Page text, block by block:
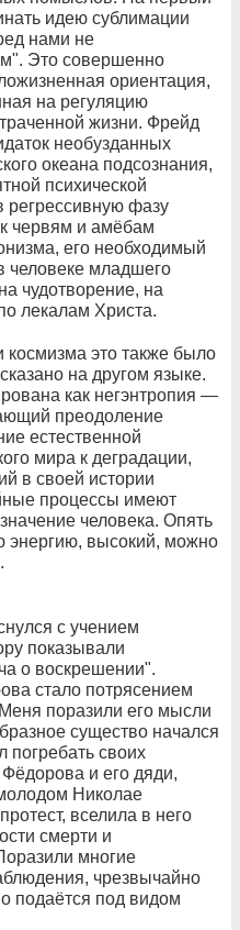
идею сублимации
нами не
Это совершенно
ориентация,
на регуляцию
жизни. Фрейд
необузданных
океана подсознания,
психической
регрессивную фазу
червям и амёбам
его необходимый
человеке младшего
чудотворение, на
лекалам Христа.
космизма это также было
на другом языке.
как негэнтропия —
преодоление
естественной
мира к деградации,
в своей истории
процессы имеют
человека. Опять
энергию, высокий, можно
с учением
показывали
о воскрешении".
стало потрясением
поразили его мысли
существо начался
погребать своих
и его дяди,
Николае
вселила в него
смерти и
многие
чрезвычайно
подаётся под видом